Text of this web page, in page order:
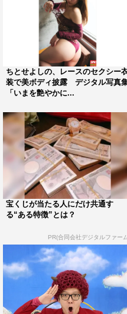
ちとせよしの、レースのセクシー
装で美ボディ披露 デジタル写真
「いまを艶やかに...
宝くじが当たる人にだけ共通す
る“ある特徴”とは？
PR(合同会社デジタルファー